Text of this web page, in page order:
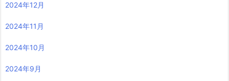
2024年12月
2024年11月
2024年10月
2024年9月